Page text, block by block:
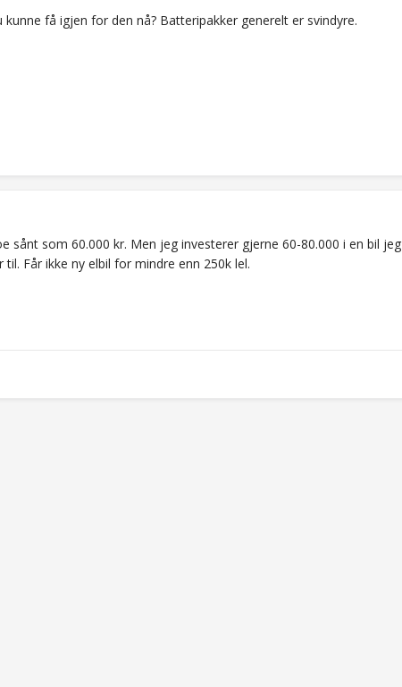
få igjen for den nå? Batteripakker generelt er svindyre.
sånt som 60.000 kr. Men jeg investerer gjerne 60-80.000 i en bil jeg
Får ikke ny elbil for mindre enn 250k lel.